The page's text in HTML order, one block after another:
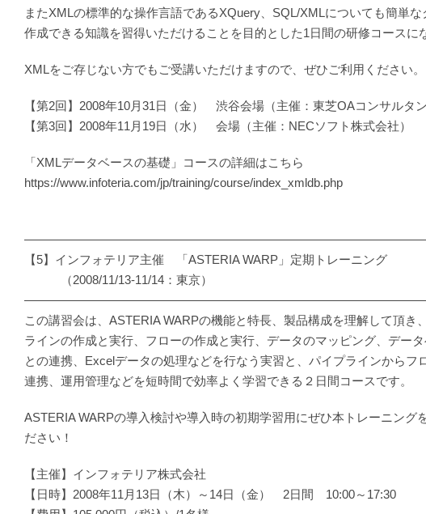
またXMLの標準的な操作言語であるXQuery、SQL/XMLについても簡単な
作成できる知識を習得いただけることを目的とした1日間の研修コースに
XMLをご存じない方でもご受講いただけますので、ぜひご利用ください。
【第2回】2008年10月31日（金） 渋谷会場（主催：東芝OAコンサルタン
【第3回】2008年11月19日（水） 会場（主催：NECソフト株式会社）
「XMLデータベースの基礎」コースの詳細はこちら
https://www.infoteria.com/jp/training/course/index_xmldb.php
【5】インフォテリア主催 「ASTERIA WARP」定期トレーニング
（2008/11/13-11/14：東京）
この講習会は、ASTERIA WARPの機能と特長、製品構成を理解して頂き
ラインの作成と実行、フローの作成と実行、データのマッピング、データ
との連携、Excelデータの処理などを行なう実習と、パイプラインからフ
連携、運用管理などを短時間で効率よく学習できる２日間コースです。
ASTERIA WARPの導入検討や導入時の初期学習用にぜひ本トレーニング
ださい！
【主催】インフォテリア株式会社
【日時】2008年11月13日（木）～14日（金） 2日間 10:00～17:30